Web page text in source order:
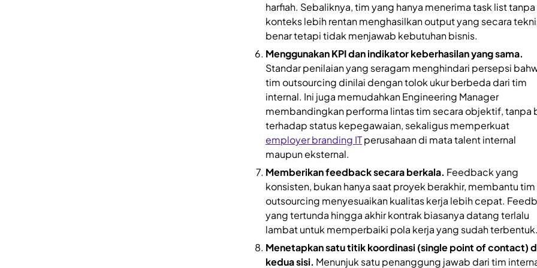
harfiah. Sebaliknya, tim yang hanya menerima task list tanpa
konteks lebih rentan menghasilkan output yang secara
benar tetapi tidak menjawab kebutuhan bisnis.
Menggunakan KPI dan indikator keberhasilan yang sama.
Standar penilaian yang seragam menghindari persepsi
tim outsourcing dinilai dengan tolok ukur berbeda dari tim
internal. Ini juga memudahkan Engineering Manager
membandingkan performa lintas tim secara objektif, tanpa
terhadap status kepegawaian, sekaligus memperkuat
employer branding ITperusahaan di mata talent internal
maupun eksternal.
Memberikan feedback secara berkala. Feedback yang
konsisten, bukan hanya saat proyek berakhir, membantu tim
outsourcing menyesuaikan kualitas kerja lebih cepat.
yang tertunda hingga akhir kontrak biasanya datang terlalu
lambat untuk memperbaiki pola kerja yang sudah terbentuk.
Menetapkan satu titik koordinasi (single point of contact)
kedua sisi. Menunjuk satu penanggung jawab dari tim